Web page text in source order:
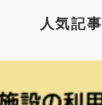
人気記事